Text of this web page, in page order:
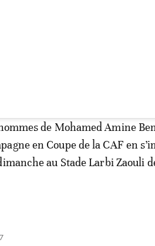
de Mohamed Amine
en Coupe de la CAF en
au Stade Larbi Zaouli